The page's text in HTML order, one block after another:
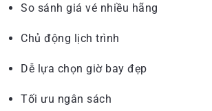
So sánh giá vé nhiều hãng
Chủ động lịch trình
Dễ lựa chọn giờ bay đẹp
Tối ưu ngân sách